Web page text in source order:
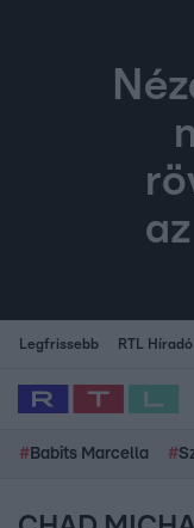
Legfrissebb RTL Híradó
# Babits Marcella #